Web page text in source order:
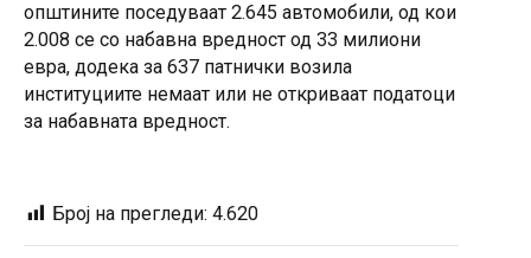
општините поседуваат 2.645 автомобили, од кои
2.008 се со набавна вредност од 33 милиони
евра, додека за 637 патнички возила
институциите немаат или не откриваат податоци
за набавната вредност.
Број на прегледи: 4.620